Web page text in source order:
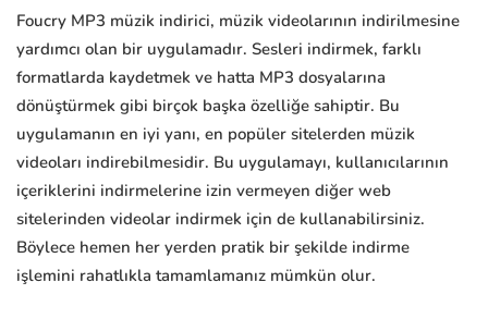
Foucry MP3 müzik indirici, müzik videolarının indirilmesine
yardımcı olan bir uygulamadır. Sesleri indirmek, farklı
formatlarda kaydetmek ve hatta MP3 dosyalarına
dönüştürmek gibi birçok başka özelliğe sahiptir. Bu
uygulamanın en iyi yanı, en popüler sitelerden müzik
videoları indirebilmesidir. Bu uygulamayı, kullanıcılarının
içeriklerini indirmelerine izin vermeyen diğer web
sitelerinden videolar indirmek için de kullanabilirsiniz.
Böylece hemen her yerden pratik bir şekilde indirme
işlemini rahatlıkla tamamlamanız mümkün olur.